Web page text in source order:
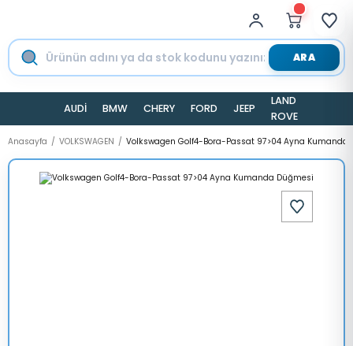
ARA
AUDİ BMW CHERY FORD JEEP
LAND
ROVER
Anasayfa VOLKSWAGEN Volkswagen Golf4-Bora-Passat 97>04 Ayna Kumanda